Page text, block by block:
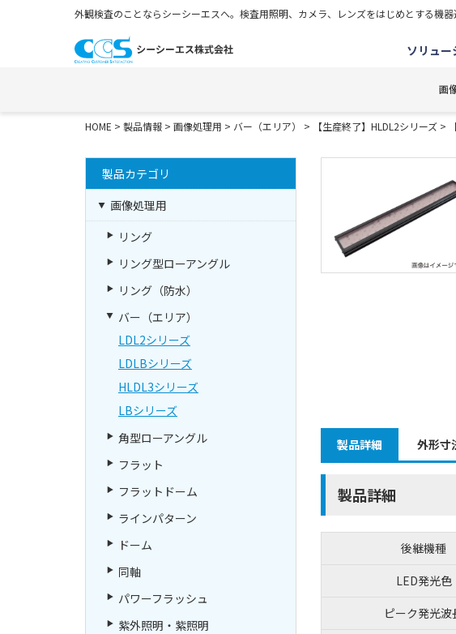
外観検査のことならシーシーエスへ。検査用照明、カメラ、レンズをはじめとする機
ソリュー
画
HOME > 製品情報 > 画像処理用 > バー（エリア） > 【生産終了】HLDL2シリーズ >
製品詳細 外形寸
製品詳細
後継機種
LED発光色
ピーク発光波
製品カテゴリ
画像処理用
リング
リング型ローアングル
リング（防水）
バー（エリア）
LDL2シリーズ
LDLBシリーズ
HLDL3シリーズ
LBシリーズ
角型ローアングル
フラット
フラットドーム
ラインパターン
ドーム
同軸
パワーフラッシュ
紫外照明・紫照明